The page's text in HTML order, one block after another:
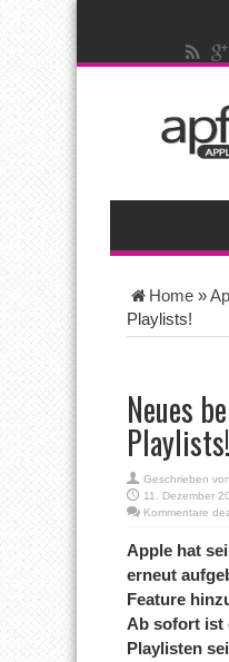
Home »
Playlists!
Neues
Playlists!
Geschrieben
11. Dezember
Kommentare
Apple hat
erneut
Feature
Ab sofort ist
Playlisten